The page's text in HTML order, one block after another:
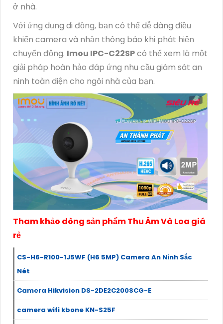
ở nhà.
Với ứng dụng di động, bạn có thể dễ dàng điều
khiển camera và nhận thông báo khi phát hiện
chuyển động. Imou IPC-C22SPcó thể xem là một
giải pháp hoàn hảo đáp ứng nhu cầu giám sát an
ninh toàn diện cho ngôi nhà của bạn.
Tham khảo dòng sản phẩm Thu Âm Và Loa giá
rẻ
CS-H6-R100-1J5WF (H6 5MP) Camera An Ninh Sắc
Nét
Camera Hikvision DS-2DE2C200SCG-E
camera wifi kbone KN-S25F